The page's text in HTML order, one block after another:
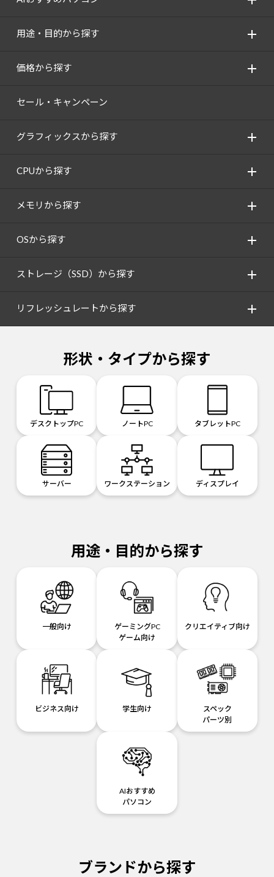
用途・目的から探す
価格から探す
セール・キャンペーン
グラフィックスから探す
CPUから探す
メモリから探す
OSから探す
ストレージ（SSD）から探す
リフレッシュレートから探す
形状・タイプから探す
デスクトップPC ノートPC タブレットPC
サーバー ワークステーション ディスプレイ
用途・目的から探す
一般向け
ゲーミングPC
ゲーム向け
クリエイティブ向け
ビジネス向け 学生向け
スペック
パーツ別
AIおすすめ
パソコン
ブランドから探す